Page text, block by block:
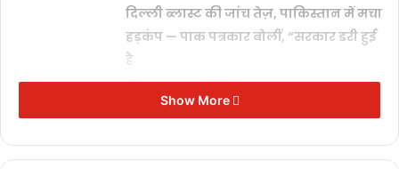
दिल्ली ब्लास्ट की जांच तेज़, पाकिस्तान में मचा
हड़कंप — पाक पत्रकार बोलीं, “सरकार डरी हुई
है
November 11, 2025
तुर्की में परफ्यूम डिपो में भीषण आग, 6 लोगों
की मौत, 1 घायल
Show More